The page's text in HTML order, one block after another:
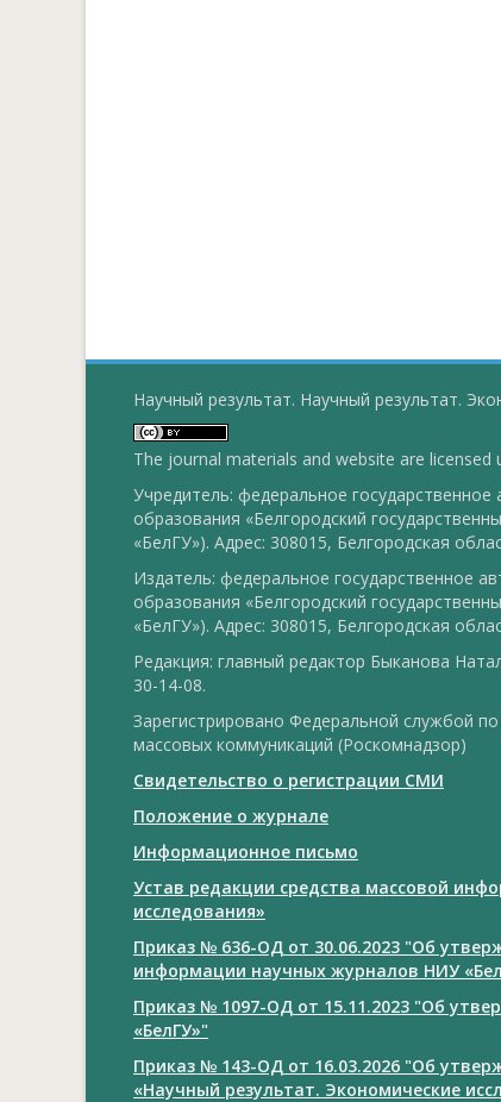
Научный результат. Научный результат.
The journal materials and website are licensed
Учредитель: федеральное
образования «Белгородский
«БелГУ»). Адрес: 308015, Белгородская
Издатель: федеральное государственное
образования «Белгородский
«БелГУ»). Адрес: 308015, Белгородская
Редакция: главный редактор Быканова
30-14-08.
Зарегистрировано Федеральной службой
массовых коммуникаций (Роскомнадзор)
Свидетельство о регистрации СМИ
Положение о журнале
Информационное письмо
Устав редакции средства массовой
исследования»
Приказ № 636-ОД от 30.06.2023 "Об
информации научных журналов НИУ
Приказ № 1097-ОД от 15.11.2023 "Об
«БелГУ»"
Приказ № 143-ОД от 16.03.2026 "Об
«Научный результат. Экономические